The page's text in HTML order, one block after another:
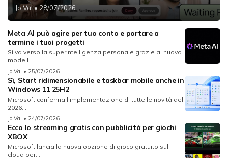
Jo Val• 28/07/2026
Meta AI può agire per tuo conto e portare a
termine i tuoi progetti
Si va verso la superintelligenza personale grazie al nuovo
modell...
Jo Val • 25/07/2026
Sì, Start ridimensionabile e taskbar mobile anche in
Windows 11 25H2
Microsoft conferma l'implementazione di tutte le novità del
2026...
Jo Val • 24/07/2026
Ecco lo streaming gratis con pubblicità per giochi
XBOX
Microsoft lancia la nuova opzione di gioco gratuito sul
cloud per...